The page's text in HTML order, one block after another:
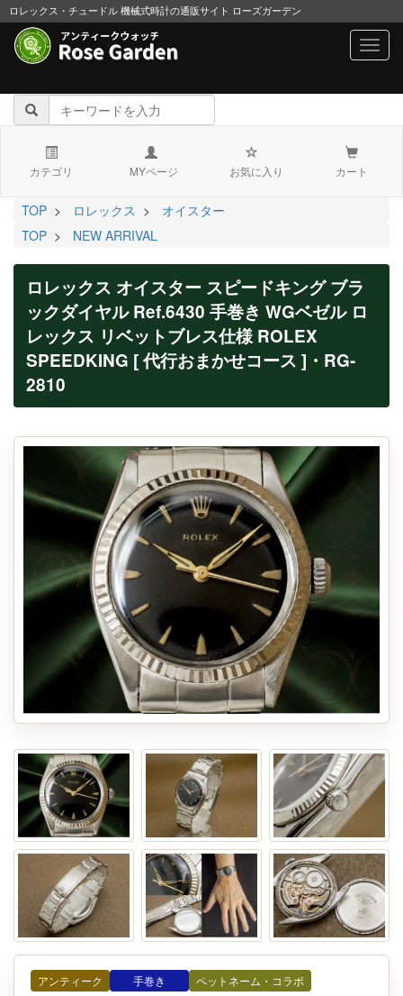
ロレックス・チュードル 機械式時計の通販サイト ローズガーデン
カテゴリ MYページ お気に入り カート
TOP > ロレックス >
オイスター
TOP > NEW ARRIVAL
ロレックス オイスター スピードキング ブラ
ックダイヤル Ref.6430 手巻き WGベゼル ロ
レックス リベットブレス仕様 ROLEX
SPEEDKING [ 代行おまかせコース ]・RG-
2810
アンティーク 手巻き ペットネーム・コラボ